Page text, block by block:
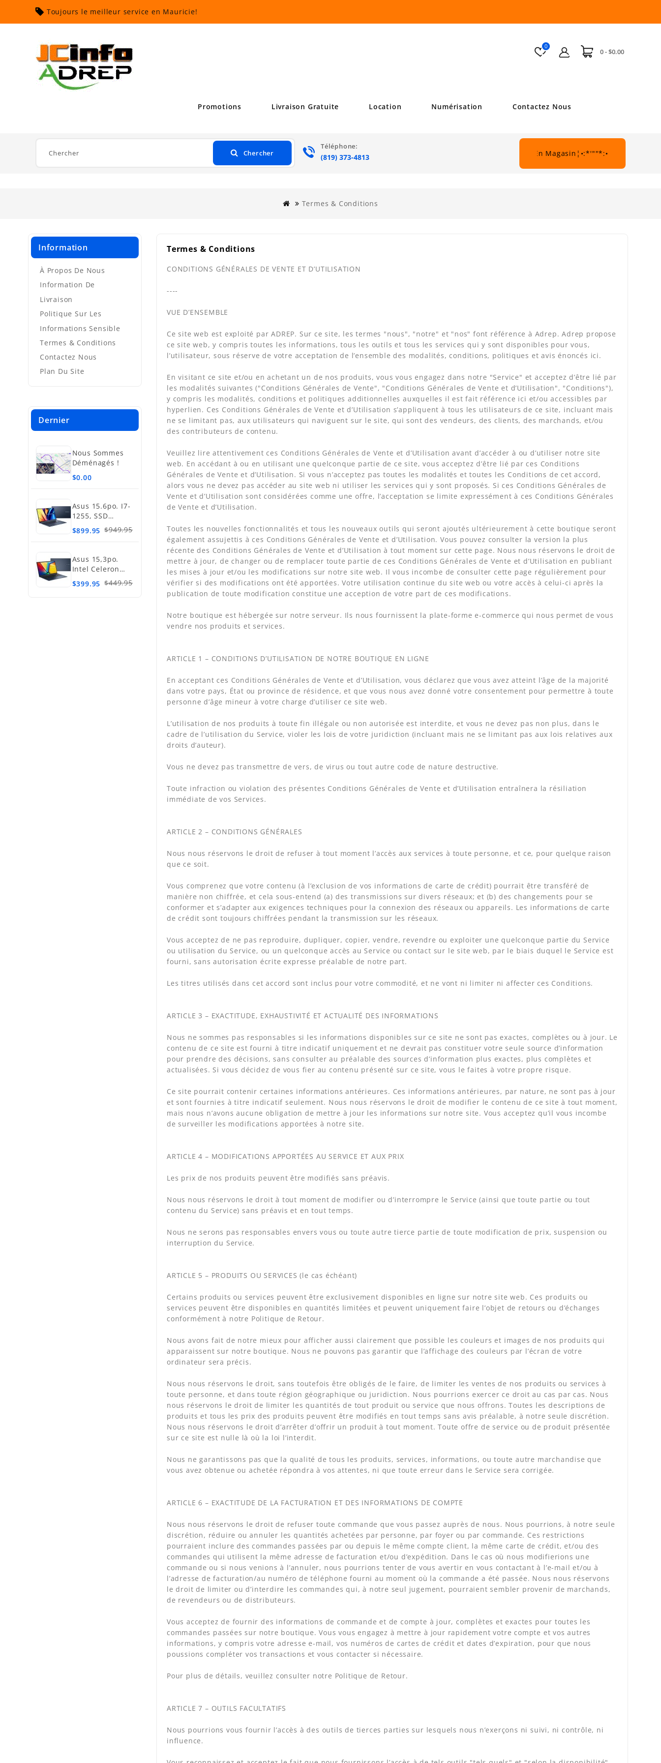
Toujours le meilleur service en Mauricie!
0 - $0.00
0
Promotions Livraison Gratuite Location Numérisation Contactez Nous
Chercher
Téléphone:
(819) 373-4813 .•:*'""*:•¦De Beau Rabais En Magasin¦•:*'""*:•.
Termes & Conditions
Information
À Propos De Nous
Information De
Livraison
Politique Sur Les
Informations Sensible
Termes & Conditions
Contactez Nous
Plan Du Site
Dernier
Nous Sommes
Déménagés !
$0.00
Asus 15.6po. I7-
1255, SSD
512Go, 16Go
$899.95 $949.95
Asus 15,3po.
Intel Celeron
N4020, SSD
128Go, 4Go
$399.95 $449.95
Termes & Conditions
CONDITIONS GÉNÉRALES DE VENTE ET D’UTILISATION
----
VUE D’ENSEMBLE
Ce site web est exploité par ADREP. Sur ce site, les termes "nous", "notre" et "nos" font référence à Adrep. Adrep propose
ce site web, y compris toutes les informations, tous les outils et tous les services qui y sont disponibles pour vous,
l’utilisateur, sous réserve de votre acceptation de l’ensemble des modalités, conditions, politiques et avis énoncés ici.
En visitant ce site et/ou en achetant un de nos produits, vous vous engagez dans notre "Service" et acceptez d’être lié par
les modalités suivantes ("Conditions Générales de Vente", "Conditions Générales de Vente et d’Utilisation", "Conditions"),
y compris les modalités, conditions et politiques additionnelles auxquelles il est fait référence ici et/ou accessibles par
hyperlien. Ces Conditions Générales de Vente et d’Utilisation s’appliquent à tous les utilisateurs de ce site, incluant mais
ne se limitant pas, aux utilisateurs qui naviguent sur le site, qui sont des vendeurs, des clients, des marchands, et/ou
des contributeurs de contenu.
Veuillez lire attentivement ces Conditions Générales de Vente et d’Utilisation avant d’accéder à ou d’utiliser notre site
web. En accédant à ou en utilisant une quelconque partie de ce site, vous acceptez d’être lié par ces Conditions
Générales de Vente et d’Utilisation. Si vous n’acceptez pas toutes les modalités et toutes les Conditions de cet accord,
alors vous ne devez pas accéder au site web ni utiliser les services qui y sont proposés. Si ces Conditions Générales de
Vente et d’Utilisation sont considérées comme une offre, l’acceptation se limite expressément à ces Conditions Générales
de Vente et d’Utilisation.
Toutes les nouvelles fonctionnalités et tous les nouveaux outils qui seront ajoutés ultérieurement à cette boutique seront
également assujettis à ces Conditions Générales de Vente et d’Utilisation. Vous pouvez consulter la version la plus
récente des Conditions Générales de Vente et d’Utilisation à tout moment sur cette page. Nous nous réservons le droit de
mettre à jour, de changer ou de remplacer toute partie de ces Conditions Générales de Vente et d’Utilisation en publiant
les mises à jour et/ou les modifications sur notre site web. Il vous incombe de consulter cette page régulièrement pour
vérifier si des modifications ont été apportées. Votre utilisation continue du site web ou votre accès à celui-ci après la
publication de toute modification constitue une acception de votre part de ces modifications.
Notre boutique est hébergée sur notre serveur. Ils nous fournissent la plate-forme e-commerce qui nous permet de vous
vendre nos produits et services.
ARTICLE 1 – CONDITIONS D’UTILISATION DE NOTRE BOUTIQUE EN LIGNE
En acceptant ces Conditions Générales de Vente et d’Utilisation, vous déclarez que vous avez atteint l’âge de la majorité
dans votre pays, État ou province de résidence, et que vous nous avez donné votre consentement pour permettre à toute
personne d’âge mineur à votre charge d’utiliser ce site web.
L’utilisation de nos produits à toute fin illégale ou non autorisée est interdite, et vous ne devez pas non plus, dans le
cadre de l’utilisation du Service, violer les lois de votre juridiction (incluant mais ne se limitant pas aux lois relatives aux
droits d’auteur).
Vous ne devez pas transmettre de vers, de virus ou tout autre code de nature destructive.
Toute infraction ou violation des présentes Conditions Générales de Vente et d’Utilisation entraînera la résiliation
immédiate de vos Services.
ARTICLE 2 – CONDITIONS GÉNÉRALES
Nous nous réservons le droit de refuser à tout moment l’accès aux services à toute personne, et ce, pour quelque raison
que ce soit.
Vous comprenez que votre contenu (à l’exclusion de vos informations de carte de crédit) pourrait être transféré de
manière non chiffrée, et cela sous-entend (a) des transmissions sur divers réseaux; et (b) des changements pour se
conformer et s’adapter aux exigences techniques pour la connexion des réseaux ou appareils. Les informations de carte
de crédit sont toujours chiffrées pendant la transmission sur les réseaux.
Vous acceptez de ne pas reproduire, dupliquer, copier, vendre, revendre ou exploiter une quelconque partie du Service
ou utilisation du Service, ou un quelconque accès au Service ou contact sur le site web, par le biais duquel le Service est
fourni, sans autorisation écrite expresse préalable de notre part.
Les titres utilisés dans cet accord sont inclus pour votre commodité, et ne vont ni limiter ni affecter ces Conditions.
ARTICLE 3 – EXACTITUDE, EXHAUSTIVITÉ ET ACTUALITÉ DES INFORMATIONS
Nous ne sommes pas responsables si les informations disponibles sur ce site ne sont pas exactes, complètes ou à jour. Le
contenu de ce site est fourni à titre indicatif uniquement et ne devrait pas constituer votre seule source d’information
pour prendre des décisions, sans consulter au préalable des sources d’information plus exactes, plus complètes et
actualisées. Si vous décidez de vous fier au contenu présenté sur ce site, vous le faites à votre propre risque.
Ce site pourrait contenir certaines informations antérieures. Ces informations antérieures, par nature, ne sont pas à jour
et sont fournies à titre indicatif seulement. Nous nous réservons le droit de modifier le contenu de ce site à tout moment,
mais nous n’avons aucune obligation de mettre à jour les informations sur notre site. Vous acceptez qu’il vous incombe
de surveiller les modifications apportées à notre site.
ARTICLE 4 – MODIFICATIONS APPORTÉES AU SERVICE ET AUX PRIX
Les prix de nos produits peuvent être modifiés sans préavis.
Nous nous réservons le droit à tout moment de modifier ou d’interrompre le Service (ainsi que toute partie ou tout
contenu du Service) sans préavis et en tout temps.
Nous ne serons pas responsables envers vous ou toute autre tierce partie de toute modification de prix, suspension ou
interruption du Service.
ARTICLE 5 – PRODUITS OU SERVICES (le cas échéant)
Certains produits ou services peuvent être exclusivement disponibles en ligne sur notre site web. Ces produits ou
services peuvent être disponibles en quantités limitées et peuvent uniquement faire l’objet de retours ou d’échanges
conformément à notre Politique de Retour.
Nous avons fait de notre mieux pour afficher aussi clairement que possible les couleurs et images de nos produits qui
apparaissent sur notre boutique. Nous ne pouvons pas garantir que l’affichage des couleurs par l’écran de votre
ordinateur sera précis.
Nous nous réservons le droit, sans toutefois être obligés de le faire, de limiter les ventes de nos produits ou services à
toute personne, et dans toute région géographique ou juridiction. Nous pourrions exercer ce droit au cas par cas. Nous
nous réservons le droit de limiter les quantités de tout produit ou service que nous offrons. Toutes les descriptions de
produits et tous les prix des produits peuvent être modifiés en tout temps sans avis préalable, à notre seule discrétion.
Nous nous réservons le droit d’arrêter d’offrir un produit à tout moment. Toute offre de service ou de produit présentée
sur ce site est nulle là où la loi l’interdit.
Nous ne garantissons pas que la qualité de tous les produits, services, informations, ou toute autre marchandise que
vous avez obtenue ou achetée répondra à vos attentes, ni que toute erreur dans le Service sera corrigée.
ARTICLE 6 – EXACTITUDE DE LA FACTURATION ET DES INFORMATIONS DE COMPTE
Nous nous réservons le droit de refuser toute commande que vous passez auprès de nous. Nous pourrions, à notre seule
discrétion, réduire ou annuler les quantités achetées par personne, par foyer ou par commande. Ces restrictions
pourraient inclure des commandes passées par ou depuis le même compte client, la même carte de crédit, et/ou des
commandes qui utilisent la même adresse de facturation et/ou d’expédition. Dans le cas où nous modifierions une
commande ou si nous venions à l’annuler, nous pourrions tenter de vous avertir en vous contactant à l’e-mail et/ou à
l’adresse de facturation/au numéro de téléphone fourni au moment où la commande a été passée. Nous nous réservons
le droit de limiter ou d’interdire les commandes qui, à notre seul jugement, pourraient sembler provenir de marchands,
de revendeurs ou de distributeurs.
Vous acceptez de fournir des informations de commande et de compte à jour, complètes et exactes pour toutes les
commandes passées sur notre boutique. Vous vous engagez à mettre à jour rapidement votre compte et vos autres
informations, y compris votre adresse e-mail, vos numéros de cartes de crédit et dates d’expiration, pour que nous
poussions compléter vos transactions et vous contacter si nécessaire.
Pour plus de détails, veuillez consulter notre Politique de Retour.
ARTICLE 7 – OUTILS FACULTATIFS
Nous pourrions vous fournir l’accès à des outils de tierces parties sur lesquels nous n’exerçons ni suivi, ni contrôle, ni
influence.